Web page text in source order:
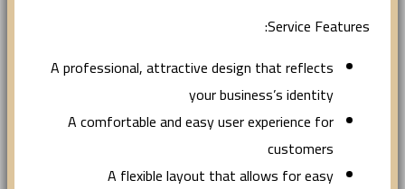
Service Features:
A professional, attractive design that reflects
your business’s identity
A comfortable and easy user experience for
customers
A flexible layout that allows for easy